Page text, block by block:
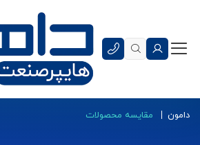
دامون مقایسه محصولات